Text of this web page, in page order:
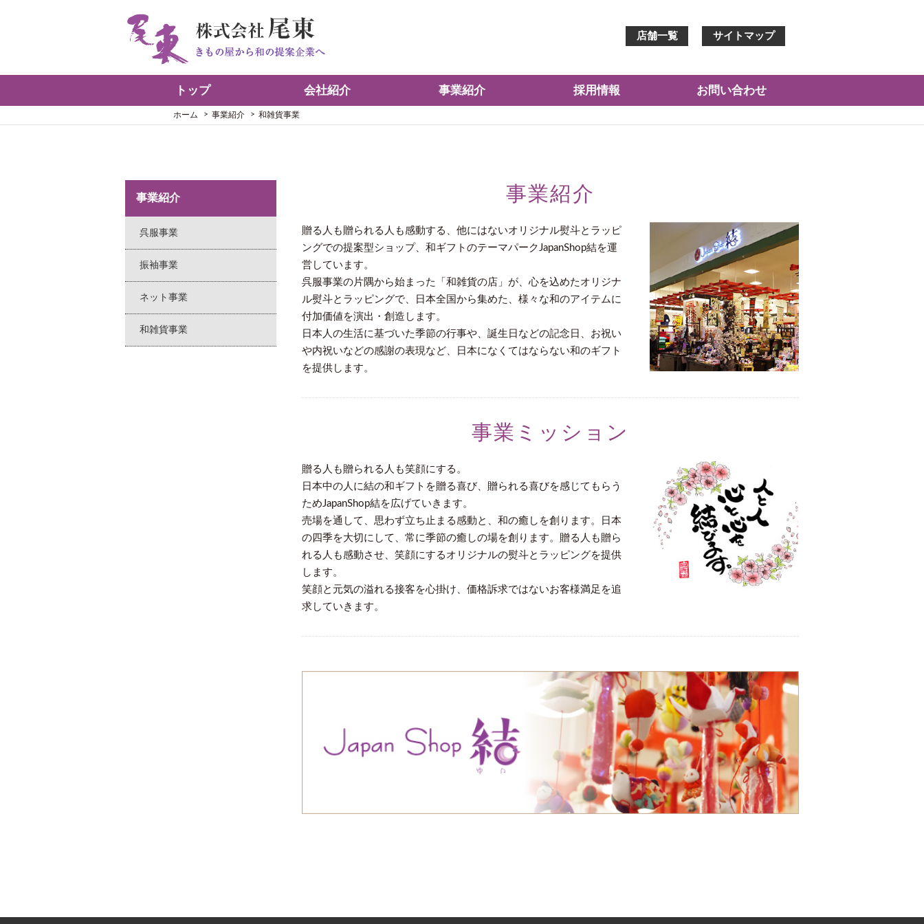
店舗一覧 サイトマップ
トップ 会社紹介 事業紹介 採用情報 お問い合わせ
ホーム 事業紹介 和雑貨事業
事業紹介
贈る人も贈られる人も感動する、他にはないオリジナル熨斗とラッピ
ングでの提案型ショップ、和ギフトのテーマパークJapanShop結を運
営しています。
呉服事業の片隅から始まった「和雑貨の店」が、心を込めたオリジナ
ル熨斗とラッピングで、日本全国から集めた、様々な和のアイテムに
付加価値を演出・創造します。
日本人の生活に基づいた季節の行事や、誕生日などの記念日、お祝い
や内祝いなどの感謝の表現など、日本になくてはならない和のギフト
を提供します。
事業ミッション
贈る人も贈られる人も笑顔にする。
日本中の人に結の和ギフトを贈る喜び、贈られる喜びを感じてもらう
ためJapanShop結を広げていきます。
売場を通して、思わず立ち止まる感動と、和の癒しを創ります。日本
の四季を大切にして、常に季節の癒しの場を創ります。贈る人も贈ら
れる人も感動させ、笑顔にするオリジナルの熨斗とラッピングを提供
します。
笑顔と元気の溢れる接客を心掛け、価格訴求ではないお客様満足を追
求していきます。
事業紹介
呉服事業
振袖事業
ネット事業
和雑貨事業